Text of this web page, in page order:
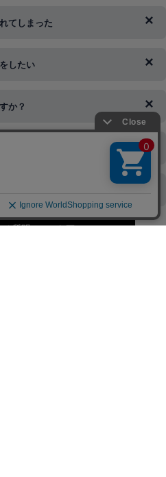
てしまった
変更が可能です。
したい
上、午後以降のご連絡やキャンセル
絡を頂けますようお願い致します。
続きが間に合わない場合は変更、
ことはがありますのであらかじめご
か？
携帯キャリア決済・おねだり決
す。
の変更はできますか？
理が間に合わない場合はご容赦くだ
る質問はこちら▼